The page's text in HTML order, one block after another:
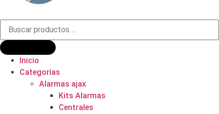
Búsqueda
productos
Inicio
Categorías
Alarmas ajax
Kits Alarmas
Centrales